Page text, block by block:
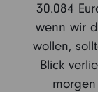
Betriebliche
My Fidelity
30.084
wenn wir
wollen,
Blick